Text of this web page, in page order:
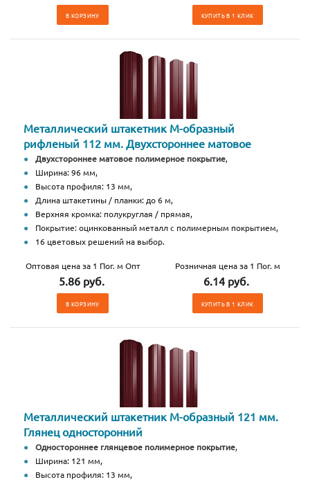
В КОРЗИНУ КУПИТЬ В 1 КЛИК
Металлический штакетник М-образный
рифленый 112 мм. Двухстороннее матовое
Двухстороннее матовое полимерное покрытие,
Ширина: 96 мм,
Высота профиля: 13 мм,
Длина штакетины / планки: до 6 м,
Верхняя кромка: полукруглая / прямая,
Покрытие: оцинкованный металл с полимерным покрытием,
16 цветовых решений на выбор.
Оптовая цена за 1 Пог. м Опт
5.86 руб.
В КОРЗИНУ
Розничная цена за 1 Пог. м
6.14 руб.
КУПИТЬ В 1 КЛИК
Металлический штакетник М-образный 121 мм.
Глянец односторонний
Одностороннее глянцевое полимерное покрытие,
Ширина: 121 мм,
Высота профиля: 13 мм,